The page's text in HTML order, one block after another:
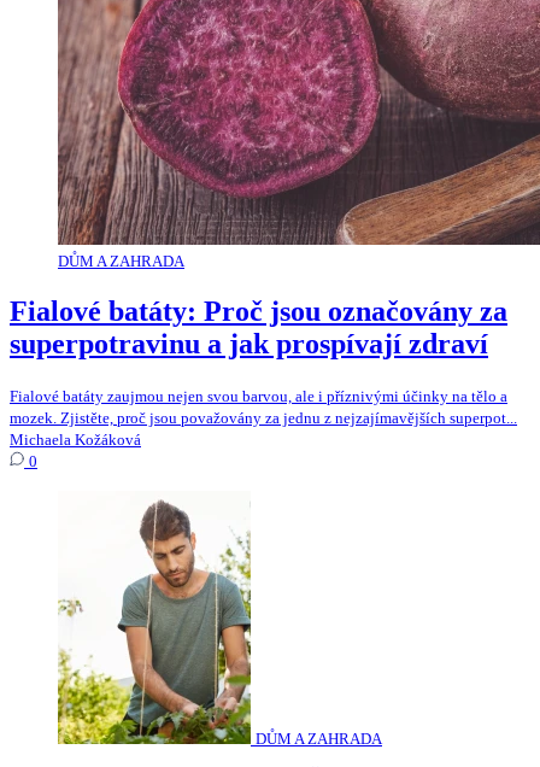
DŮM A ZAHRADA
Fialové batáty: Proč jsou označovány za
superpotravinu a jak prospívají zdraví
Fialové batáty zaujmou nejen svou barvou, ale i příznivými účinky na tělo a
mozek. Zjistěte, proč jsou považovány za jednu z nejzajímavějších superpot...
Michaela Kožáková
0
DŮM A ZAHRADA